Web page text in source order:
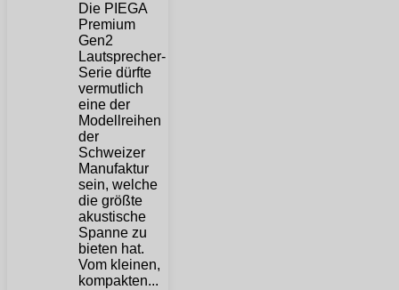
Die PIEGA
Premium
Gen2
Lautsprecher-
Serie dürfte
vermutlich
eine der
Modellreihen
der
Schweizer
Manufaktur
sein, welche
die größte
akustische
Spanne zu
bieten hat.
Vom kleinen,
kompakten...